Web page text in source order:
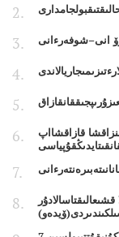
انى–شوفەرءانى
قازاقشااپ